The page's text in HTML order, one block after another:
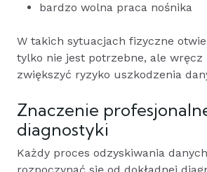
bardzo wolna praca nośnika
W takich sytuacjach fizyczne
tylko nie jest potrzebne, ale wręcz
zwiększyć ryzyko uszkodzenia
Znaczenie
diagnostyki
Każdy proces odzyskiwania